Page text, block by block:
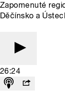
Zapomenuté
Děčínsko a
26:24